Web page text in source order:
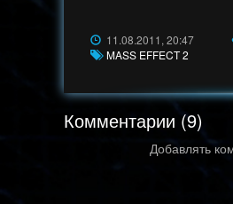
11.08.2011, 20:47
MASS EFFECT 2
Комментарии (9)
Добавлять